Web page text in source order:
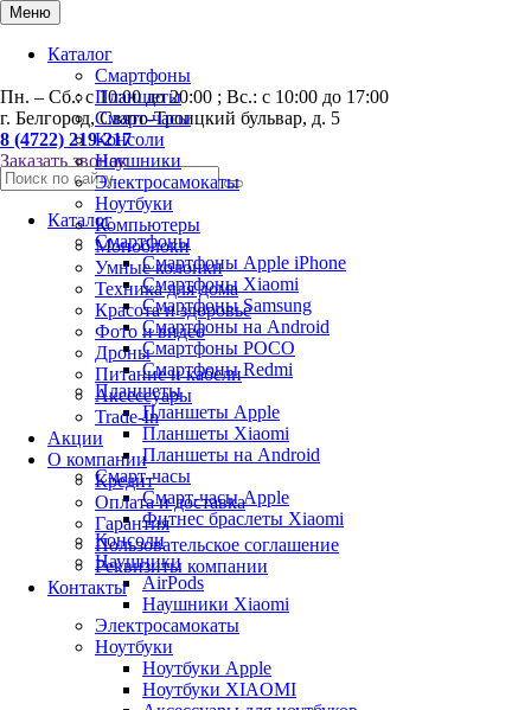
Меню
Каталог
Смартфоны
Планшеты
Смарт-часы
Консоли
Наушники
Электросамокаты
Ноутбуки
Компьютеры
Моноблоки
Умные колонки
Техника для дома
Красота и здоровье
Фото и видео
Дроны
Питание и кабели
Аксессуары
Trade-In
Акции
О компании
Кредит
Оплата и доставка
Гарантия
Пользовательское соглашение
Реквизиты компании
Контакты
0
Пн. – Сб.: с 10:00 до 20:00 ; Вс.: с 10:00 до 17:00
г. Белгород, Свято-Троицкий бульвар, д. 5
8 (4722) 219-217
Заказать звонок
Каталог
Смартфоны
Смартфоны Apple iPhone
Смартфоны Хiaomi
Смартфоны Samsung
Смартфоны на Android
Смартфоны POCO
Смартфоны Redmi
Планшеты
Планшеты Apple
Планшеты Xiaomi
Планшеты на Android
Смарт-часы
Смарт-часы Apple
Фитнес браслеты Xiaomi
Консоли
Наушники
AirPods
Наушники Xiaomi
Электросамокаты
Ноутбуки
Ноутбуки Apple
Ноутбуки XIAOMI